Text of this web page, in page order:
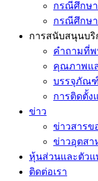
กรณีศึกษา
กรณีศึกษา
การสนับสนุนบริ
คำถามที่พ
คุณภาพแ
บรรจุภัณฑ์
การติดตั้ง
ข่าว
ข่าวสารข
ข่าวอุตสา
หุ้นส่วนและตัว
ติดต่อเรา